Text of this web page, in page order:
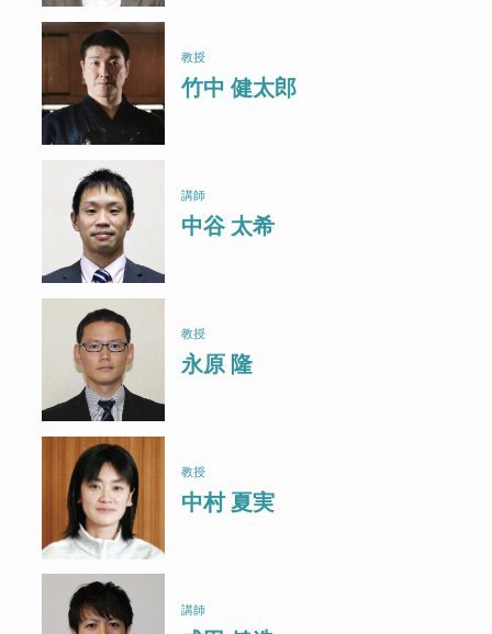
竹中 健太郎
教授
中谷 太希
講師
永原 隆
教授
中村 夏実
教授
講師